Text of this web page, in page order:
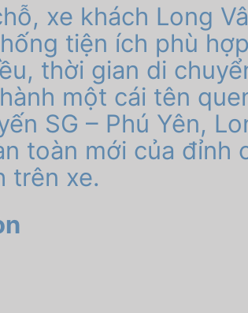
xe khách Long
tiện ích phù
thời gian di
một cái tên
SG – Phú Yên,
toàn mới của đỉnh
trên xe.